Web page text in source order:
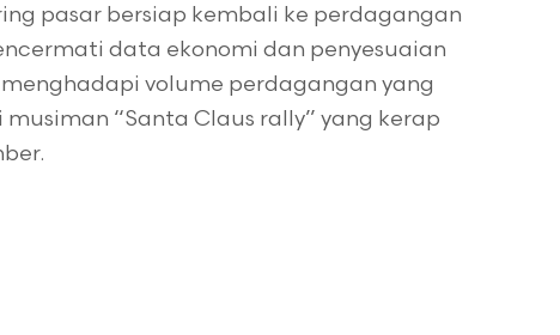
pasar bersiap kembali ke perdagangan
data ekonomi dan penyesuaian
volume perdagangan yang
“Santa Claus rally” yang kerap